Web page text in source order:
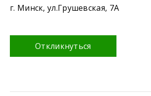
г. Минск, ул.Грушевская, 7А
Откликнуться